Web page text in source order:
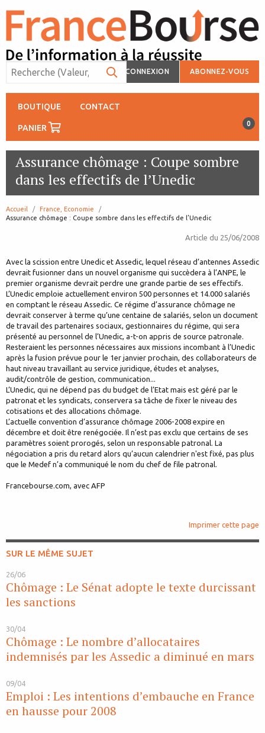
CONNEXION ABONNEZ-VOUS
BOUTIQUE CONTACT
PANIER 0
Assurance chômage : Coupe sombre
dans les effectifs de l’Unedic
Accueil
France, Economie
page:
Assurance chômage : Coupe sombre dans les effectifs de l’Unedic
Article du 25/06/2008
Avec la scission entre Unedic et Assedic, lequel réseau d’antennes Assedic
devrait fusionner dans un nouvel organisme qui succèdera à l’ANPE, le
premier organisme devrait perdre une grande partie de ses effectifs.
L’Unedic emploie actuellement environ 500 personnes et 14.000 salariés
en comptant le réseau Assedic. Ce régime d’assurance chômage ne
devrait conserver à terme qu’une centaine de salariés, selon un document
de travail des partenaires sociaux, gestionnaires du régime, qui sera
présenté au personnel de l’Unedic, a-t-on appris de source patronale.
Resteraient les personnes nécessaires aux missions incombant à l’Unedic
après la fusion prévue pour le 1er janvier prochain, des collaborateurs de
haut niveau travaillant au service juridique, études et analyses,
audit/contrôle de gestion, communication...
L’Unedic, qui ne dépend pas du budget de l’Etat mais est géré par le
patronat et les syndicats, conservera sa tâche de fixer le niveau des
cotisations et des allocations chômage.
L’actuelle convention d’assurance chômage 2006-2008 expire en
décembre et doit être renégociée. Il n’est pas exclu que certains de ses
paramètres soient prorogés, selon un responsable patronal. La
négociation a pris du retard alors qu’aucun calendrier n'est fixé, pas plus
que le Medef n’a communiqué le nom du chef de file patronal.
Francebourse.com, avec AFP
Imprimer cette page
SUR LE MÊME SUJET
26/06
Chômage : Le Sénat adopte le texte durcissant
les sanctions
30/04
Chômage : Le nombre d’allocataires
indemnisés par les Assedic a diminué en mars
09/04
Emploi : Les intentions d’embauche en France
en hausse pour 2008